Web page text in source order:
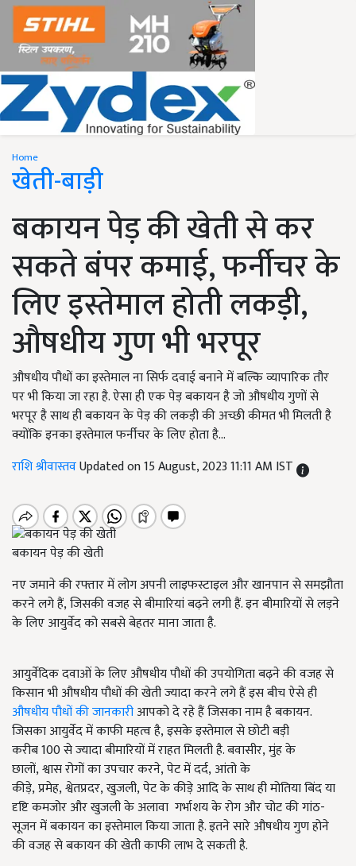
Home
खेती-बाड़ी
बकायन पेड़ की खेती से कर
सकते बंपर कमाई, फर्नीचर के
लिए इस्तेमाल होती लकड़ी,
औषधीय गुण भी भरपूर
औषधीय पौधों का इस्तेमाल ना सिर्फ दवाई बनाने में बल्कि व्यापारिक तौर
पर भी किया जा रहा है. ऐसा ही एक पेड़ बकायन है जो औषधीय गुणों से
भरपूर है साथ ही बकायन के पेड़ की लकड़ी की अच्छी कीमत भी मिलती है
क्योंकि इनका इस्तेमाल फर्नीचर के लिए होता है...
राशि श्रीवास्तवUpdated on 15 August, 2023 11:11 AM IST
बकायन पेड़ की खेती
नए जमाने की रफ्तार में लोग अपनी लाइफस्टाइल और खानपान से समझौता
करने लगे हैं, जिसकी वजह से बीमारियां बढ़ने लगी हैं. इन बीमारियों से लड़ने
के लिए आयुर्वेद को सबसे बेहतर माना जाता है.
आयुर्वेदिक दवाओं के लिए औषधीय पौधों की उपयोगिता बढ़ने की वजह से
किसान भी औषधीय पौधों की खेती ज्यादा करने लगे हैं इस बीच ऐसे ही
औषधीय पौधों की जानकारीआपको दे रहे हैं जिसका नाम है बकायन.
जिसका आयुर्वेद में काफी महत्व है, इसके इस्तेमाल से छोटी बड़ी
करीब 100 से ज्यादा बीमारियों में राहत मिलती है. बवासीर, मुंह के
छालों, श्वास रोगों का उपचार करने, पेट में दर्द, आंतो के
कीड़े, प्रमेह, श्वेतप्रदर, खुजली, पेट के कीड़े आदि के साथ ही मोतिया बिंद या
दृष्टि कमजोर और खुजली के अलावा गर्भाशय के रोग और चोट की गांठ-
सूजन में बकायन का इस्तेमाल किया जाता है. इतने सारे औषधीय गुण होने
की वजह से बकायन की खेती काफी लाभ दे सकती है.